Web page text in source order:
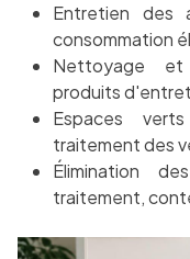
Entretien des
consommation
Nettoyage et
produits
Espaces
traitement des
Élimination
traitement,